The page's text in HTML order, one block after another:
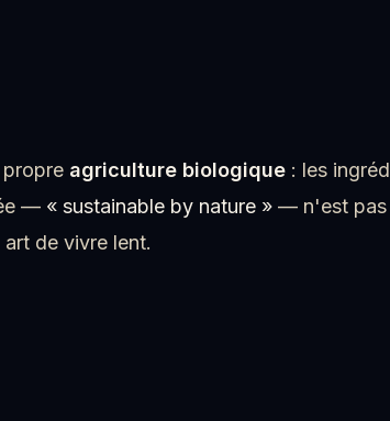
agriculture biologique : les
— « sustainable by nature » — n'est pas
de vivre lent.